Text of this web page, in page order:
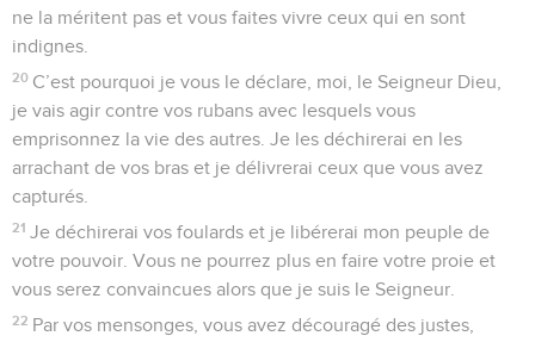
ne la méritent pas et vous faites vivre ceux qui en sont
indignes.
20 C’est pourquoi je vous le déclare, moi, le Seigneur Dieu,
je vais agir contre vos rubans avec lesquels vous
emprisonnez la vie des autres. Je les déchirerai en les
arrachant de vos bras et je délivrerai ceux que vous avez
capturés.
21 Je déchirerai vos foulards et je libérerai mon peuple de
votre pouvoir. Vous ne pourrez plus en faire votre proie et
vous serez convaincues alors que je suis le Seigneur.
22 Par vos mensonges, vous avez découragé des justes,